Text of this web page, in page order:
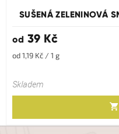
SUŠENÁ ZELENINOVÁ
od 39 Kč
Měrná
od 1,19 Kč / 1 g
Skladem